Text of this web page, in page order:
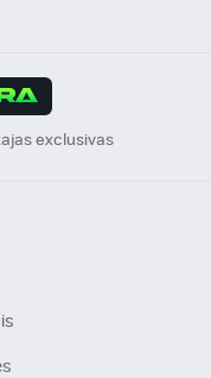
exclusivas